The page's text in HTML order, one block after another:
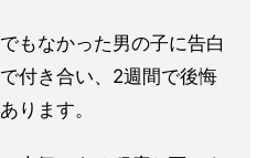
もなかった男の子に告白
付き合い、2週間で後悔
ります。